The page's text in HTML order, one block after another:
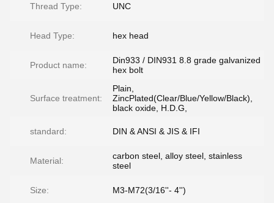
Thread Type: UNC
Head Type: hex head
Product name:
Din933 / DIN931 8.8 grade galvanized
hex bolt
Surface treatment:
Plain,
ZincPlated(Clear/Blue/Yellow/Black),
black oxide, H.D.G,
standard: DIN & ANSI & JIS & IFI
Material:
carbon steel, alloy steel, stainless
steel
Size: M3-M72(3/16''- 4'')